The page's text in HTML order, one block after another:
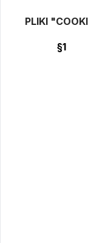
PLIKI
§1